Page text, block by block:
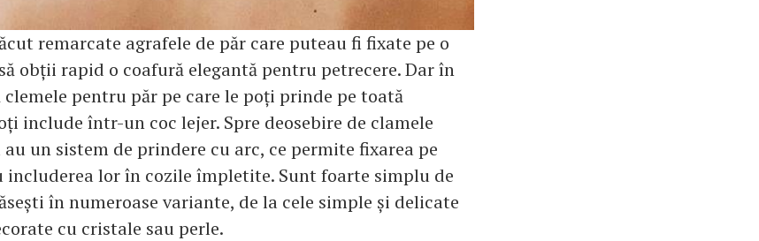
remarcate agrafele de păr care puteau fi fixate pe o
obții rapid o coafură elegantă pentru petrecere. Dar în
clemele pentru păr pe care le poți prinde pe toată
include într-un coc lejer. Spre deosebire de clamele
un sistem de prindere cu arc, ce permite fixarea pe
includerea lor în cozile împletite. Sunt foarte simplu de
în numeroase variante, de la cele simple și delicate
cu cristale sau perle.